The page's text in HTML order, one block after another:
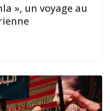
», un voyage au